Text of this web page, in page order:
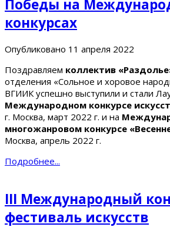
Победы на
конкурсах
Опубликовано 11 апреля 2022
Поздравляем коллектив
отделения «Сольное и хоровое
ВГИИК успешно выступили и стали
Международном конкурсе
г. Москва, март 2022 г. и на
многожанровом конкурсе
Москва, апрель 2022 г.
Подробнее...
III Международный
фестиваль искусств